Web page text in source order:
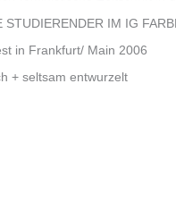
STUDIERENDER IM IG
in Frankfurt/ Main 2006
+ seltsam entwurzelt